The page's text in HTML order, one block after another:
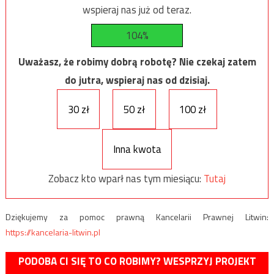
wspieraj nas już od teraz.
104%
Uważasz, że robimy dobrą robotę? Nie czekaj zatem
do jutra, wspieraj nas od dzisiaj.
30 zł
50 zł 100 zł
Inna kwota
Zobacz kto wparł nas tym miesiącu: Tutaj
Dziękujemy za pomoc prawną Kancelarii Prawnej Litwin:
https://kancelaria-litwin.pl
PODOBA CI SIĘ TO CO ROBIMY? WESPRZYJ PROJEKT